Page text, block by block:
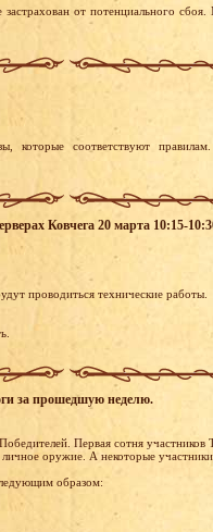
от потенциального
которые соответствуют
Ковчега 20 марта 10:15-
проводиться технические работы.
за прошедшую неделю.
Первая сотня участников
оружие. А некоторые
образом: